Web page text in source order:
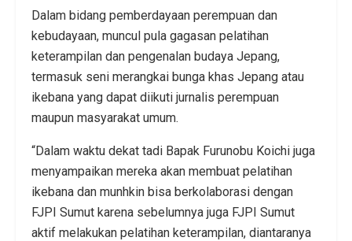
Dalam bidang pemberdayaan perempuan dan
kebudayaan, muncul pula gagasan pelatihan
keterampilan dan pengenalan budaya Jepang,
termasuk seni merangkai bunga khas Jepang atau
ikebana yang dapat diikuti jurnalis perempuan
maupun masyarakat umum.
“Dalam waktu dekat tadi Bapak Furunobu Koichi juga
menyampaikan mereka akan membuat pelatihan
ikebana dan munhkin bisa berkolaborasi dengan
FJPI Sumut karena sebelumnya juga FJPI Sumut
aktif melakukan pelatihan keterampilan, diantaranya